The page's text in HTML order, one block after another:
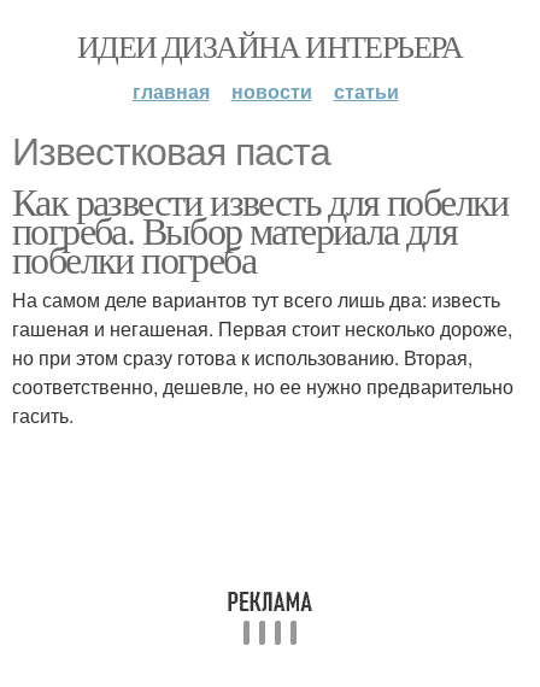
ИДЕИ ДИЗАЙНА ИНТЕРЬЕРА
главная новости статьи
Известковая паста
Как развести известь для побелки
погреба. Выбор материала для
побелки погреба
На самом деле вариантов тут всего лишь два: известь
гашеная и негашеная. Первая стоит несколько дороже,
но при этом сразу готова к использованию. Вторая,
соответственно, дешевле, но ее нужно предварительно
гасить.